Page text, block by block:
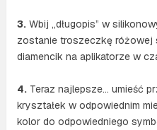
3.Wbij „długopis” w
zostanie troszeczkę różowej
diamencik na aplikatorze w
4.Teraz najlepsze… umieść
kryształek w odpowiednim
kolor do odpowiedniego